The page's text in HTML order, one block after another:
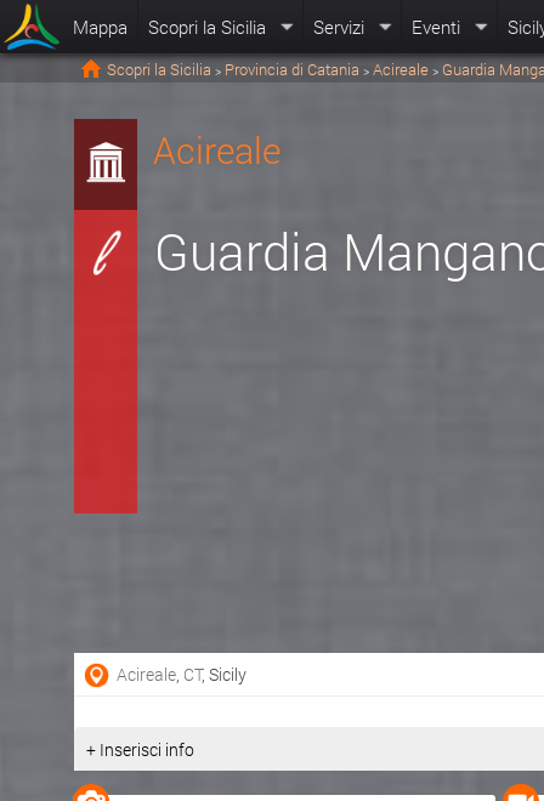
Mappa Scopri la Sicilia Servizi Eventi
Scopri la Sicilia > Provincia di Catania > Acireale > Guardia
Acireale
Guardia
Acireale, CT, Sicily
+ Inserisci info